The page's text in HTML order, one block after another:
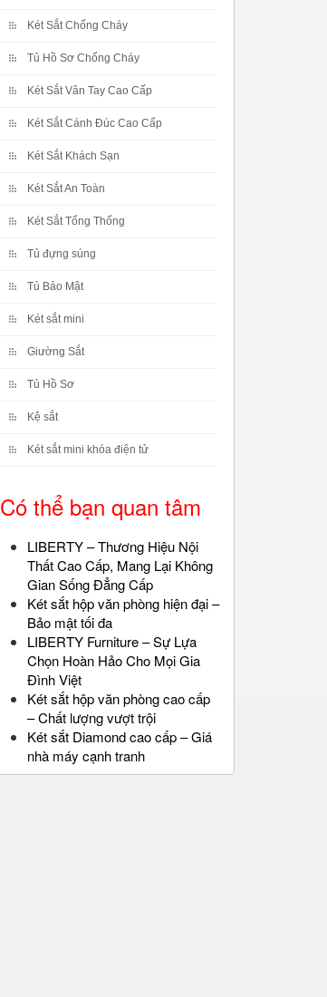
Két Sắt Chống Cháy
Tủ Hồ Sơ Chống Cháy
Két Sắt Vân Tay Cao Cấp
Két Sắt Cánh Đúc Cao Cấp
Két Sắt Khách Sạn
Két Sắt An Toàn
Két Sắt Tổng Thống
Tủ đựng súng
Tủ Bảo Mật
Két sắt mini
Giường Sắt
Tủ Hồ Sơ
Kệ sắt
Két sắt mini khóa điện tử
Có thể bạn quan tâm
LIBERTY – Thương Hiệu Nội
Thất Cao Cấp, Mang Lại Không
Gian Sống Đẳng Cấp
Két sắt hộp văn phòng hiện đại –
Bảo mật tối đa
LIBERTY Furniture – Sự Lựa
Chọn Hoàn Hảo Cho Mọi Gia
Đình Việt
Két sắt hộp văn phòng cao cấp
– Chất lượng vượt trội
Két sắt Diamond cao cấp – Giá
nhà máy cạnh tranh